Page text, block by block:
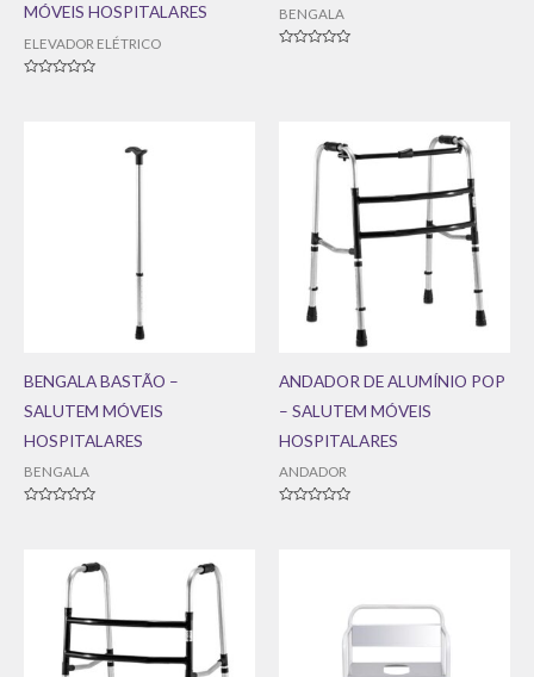
MÓVEIS HOSPITALARES
ELEVADOR ELÉTRICO
BENGALA
BENGALA BASTÃO –
SALUTEM MÓVEIS
HOSPITALARES
BENGALA
ANDADOR DE ALUMÍNIO POP
– SALUTEM MÓVEIS
HOSPITALARES
ANDADOR